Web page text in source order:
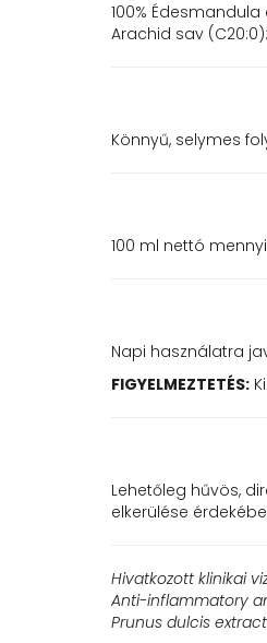
100% Édesmandula
Arachid sav (C20:0):
Könnyű, selymes
100 ml nettó
Napi használatra
FIGYELMEZTETÉS:
Lehetőleg hűvös,
elkerülése
Hivatkozott klinikai
Anti-inflammatory
Prunus dulcis